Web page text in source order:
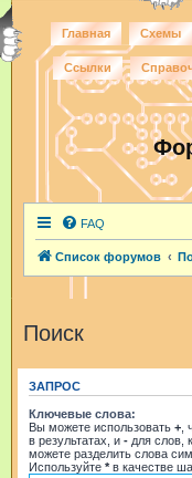
Главная Схемы
Ссылки
FAQ
Список форумов
Поиск
ЗАПРОС
Ключевые слова:
Вы можете использовать +
в результатах, и - для слов,
можете разделить слова
Используйте *в качестве